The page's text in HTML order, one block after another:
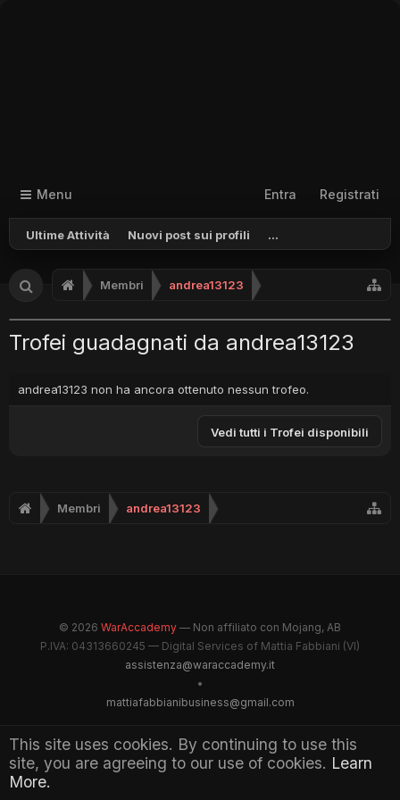
Menu
Ultime Attività Nuovi post sui profili ...
Entra Registrati
Membri andrea13123
This site uses cookies. By continuing to use this
site, you are agreeing to our use of cookies. Learn
More.
Trofei guadagnati da andrea13123
andrea13123 non ha ancora ottenuto nessun trofeo.
Vedi tutti i Trofei disponibili
Membri andrea13123
© 2026 WarAccademy — Non affiliato con Mojang, AB
P.IVA: 04313660245 — Digital Services of Mattia Fabbiani (VI)
assistenza@waraccademy.it
•
mattiafabbianibusiness@gmail.com
@GhostFabbyz
Maintained by WarAccademy Administrators